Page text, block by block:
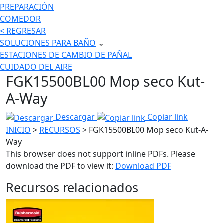
PREPARACIÓN
COMEDOR
< REGRESAR
SOLUCIONES PARA BAÑO ⌄
ESTACIONES DE CAMBIO DE PAÑAL
CUIDADO DEL AIRE
FGK15500BL00 Mop seco Kut-
A-Way
Descargar
Copiar link
INICIO > RECURSOS > FGK15500BL00 Mop seco Kut-A-
Way
This browser does not support inline PDFs. Please
download the PDF to view it: Download PDF
Recursos relacionados